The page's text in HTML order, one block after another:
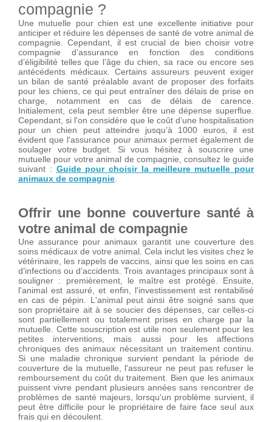
compagnie ?
Une mutuelle pour chien est une excellente initiative pour
anticiper et réduire les dépenses de santé de votre animal de
compagnie. Cependant, il est crucial de bien choisir votre
compagnie d’assurance en fonction des conditions
d’éligibilité telles que l’âge du chien, sa race ou encore ses
antécédents médicaux. Certains assureurs peuvent exiger
un bilan de santé préalable avant de proposer des forfaits
pour les chiens, ce qui peut entraîner des délais de prise en
charge, notamment en cas de délais de carence.
Initialement, cela peut sembler être une dépense superflue.
Cependant, si l'on considère que le coût d’une hospitalisation
pour un chien peut atteindre jusqu’à 1000 euros, il est
évident que l'assurance pour animaux permet également de
soulager votre budget. Si vous hésitez à souscrire une
mutuelle pour votre animal de compagnie, consultez le guide
suivant : Guide pour choisir la meilleure mutuelle pour
animaux de compagnie
Offrir une bonne couverture santé à
votre animal de compagnie
Une assurance pour animaux garantit une couverture des
soins médicaux de votre animal. Cela inclut les visites chez le
vétérinaire, les rappels de vaccins, ainsi que les soins en cas
d’infections ou d’accidents. Trois avantages principaux sont à
souligner : premièrement, le maître est protégé. Ensuite,
l'animal est assuré, et enfin, l'investissement est rentabilisé
en cas de pépin. L'animal peut ainsi être soigné sans que
son propriétaire ait à se soucier des dépenses, car celles-ci
sont partiellement ou totalement prises en charge par la
mutuelle. Cette souscription est utile non seulement pour les
petites interventions, mais aussi pour les affections
chroniques des animaux nécessitant un traitement continu.
Si une maladie chronique survient pendant la période de
couverture de la mutuelle, l'assureur ne peut pas refuser le
remboursement du coût du traitement. Bien que les animaux
puissent vivre pendant plusieurs années sans rencontrer de
problèmes de santé majeurs, lorsqu'un problème survient, il
peut être difficile pour le propriétaire de faire face seul aux
frais qui en découlent.